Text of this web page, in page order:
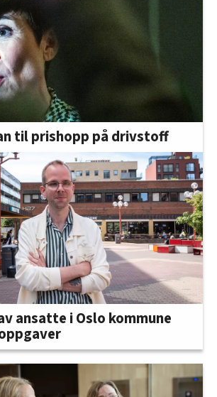
til prishopp på drivstoff
ansatte i Oslo kommune